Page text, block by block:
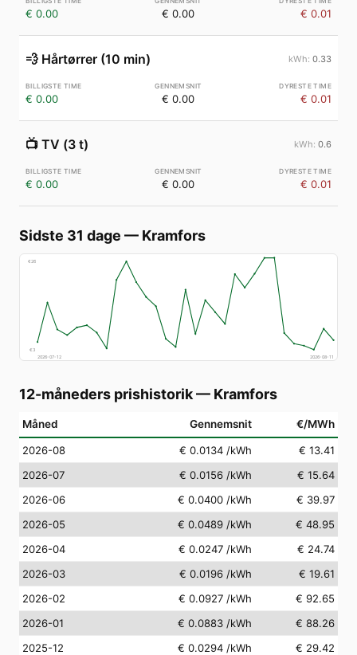
€ 0.00 € 0.00 € 0.01
💨 Hårtørrer (10 min) 0.33
€ 0.00 € 0.00 € 0.01
📺 TV (3 t) 0.6
€ 0.00 € 0.00 € 0.01
Sidste 31 dage — Kramfors
€26
€3
2026-07-12
2026-08-11
12-måneders prishistorik— Kramfors
Måned Gennemsnit €/MWh
2026-08 € 0.0134 /kWh
€ 13.41
2026-07
€ 0.0156 /kWh
€ 15.64
2026-06
€ 0.0400 /kWh
€ 39.97
2026-05
€ 0.0489 /kWh
€ 48.95
2026-04
€ 0.0247 /kWh
€ 24.74
2026-03
€ 0.0196 /kWh
€ 19.61
2026-02
€ 0.0927 /kWh
€ 92.65
2026-01
€ 0.0883 /kWh
€ 88.26
2025-12
€ 0.0294 /kWh
€ 29.42